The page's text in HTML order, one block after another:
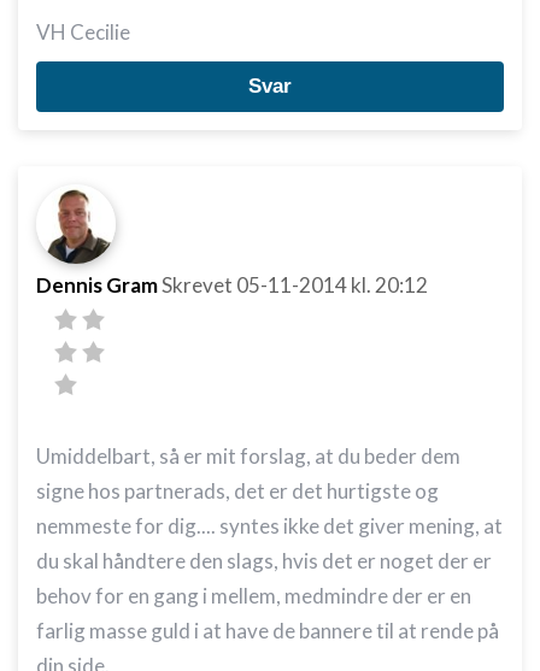
VH Cecilie
Svar
Dennis GramSkrevet 05-11-2014kl. 20:12
Umiddelbart, så er mit forslag, at du beder dem
signe hos partnerads, det er det hurtigste og
nemmeste for dig.... syntes ikke det giver mening, at
du skal håndtere den slags, hvis det er noget der er
behov for en gang i mellem, medmindre der er en
farlig masse guld i at have de bannere til at rende på
din side.